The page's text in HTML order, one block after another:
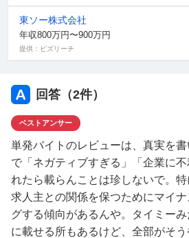
タイミーだと
隠さず、そのまま愚痴レビューも
載せられていますが、
今回は、タイミーではありませんで
東ソー株式会社
年収800万円〜900万円
提供：ビズリーチ
回答（2件）
ベストアンサー
単発バイトのレビューは、真実を
で「ネガティブすぎる」「企業に
れたら載らんことは珍しないで。特
求人主との関係を保つためにマイ
グする傾向があるんや。タイミー
に載せる所もあるけど、全部がそ